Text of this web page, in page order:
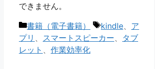
できません。
カ
テ
ゴ
書籍（電子書籍）
タ
グ
kindle
ア
プリ
スマートスピーカー
タブ
レット
作業効率化